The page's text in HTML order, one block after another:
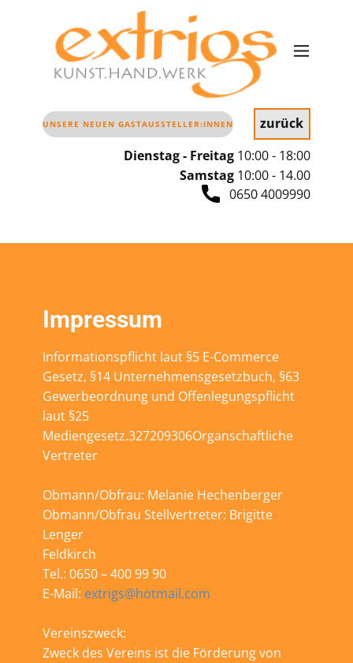
zurück
UNSERE NEUEN GASTAUSSTELLER:INNEN
Dienstag - Freitag 10:00 - 18:00
Samstag 10:00 - 14.00
0650 4009990
Impressum
Informationspflicht laut §5 E-Commerce
Gesetz, §14 Unternehmensgesetzbuch, §63
Gewerbeordnung und Offenlegungspflicht
laut §25
Mediengesetz.327209306Organschaftliche
Vertreter
Obmann/Obfrau: Melanie Hechenberger
Obmann/Obfrau Stellvertreter: Brigitte
Lenger
Feldkirch
Tel.: 0650 – 400 99 90
E-Mail: extrigs@hotmail.com
Vereinszweck:
Zweck des Vereins ist die Förderung von